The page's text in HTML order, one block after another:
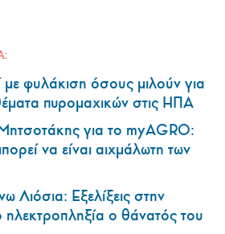
με φυλάκιση όσους μιλούν για
πυρομαχικών στις ΗΠΑ
για το myAGRO:
να είναι αιχμάλωτη των
Λιόσια: Εξελίξεις στην
ο θάνατός του